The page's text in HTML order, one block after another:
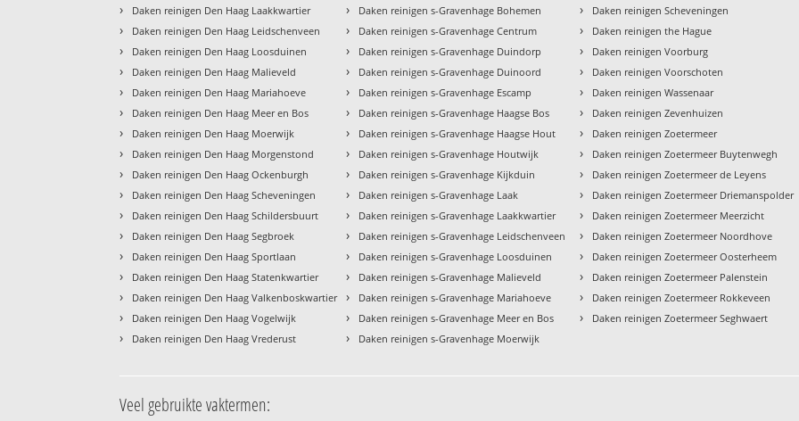
› Daken reinigen Den Haag Laakkwartier
› Daken reinigen Den Haag Leidschenveen
› Daken reinigen Den Haag Loosduinen
› Daken reinigen Den Haag Malieveld
› Daken reinigen Den Haag Mariahoeve
› Daken reinigen Den Haag Meer en Bos
› Daken reinigen Den Haag Moerwijk
› Daken reinigen Den Haag Morgenstond
› Daken reinigen Den Haag Ockenburgh
› Daken reinigen Den Haag Scheveningen
› Daken reinigen Den Haag Schildersbuurt
› Daken reinigen Den Haag Segbroek
› Daken reinigen Den Haag Sportlaan
› Daken reinigen Den Haag Statenkwartier
› Daken reinigen Den Haag Valkenboskwartier
› Daken reinigen Den Haag Vogelwijk
› Daken reinigen Den Haag Vrederust
› Daken reinigen s-Gravenhage Bohemen
› Daken reinigen s-Gravenhage Centrum
› Daken reinigen s-Gravenhage Duindorp
› Daken reinigen s-Gravenhage Duinoord
› Daken reinigen s-Gravenhage Escamp
› Daken reinigen s-Gravenhage Haagse Bos
› Daken reinigen s-Gravenhage Haagse Hout
› Daken reinigen s-Gravenhage Houtwijk
› Daken reinigen s-Gravenhage Kijkduin
› Daken reinigen s-Gravenhage Laak
› Daken reinigen s-Gravenhage Laakkwartier
› Daken reinigen s-Gravenhage Leidschenveen
› Daken reinigen s-Gravenhage Loosduinen
› Daken reinigen s-Gravenhage Malieveld
› Daken reinigen s-Gravenhage Mariahoeve
› Daken reinigen s-Gravenhage Meer en Bos
› Daken reinigen s-Gravenhage Moerwijk
› Daken reinigen Scheveningen
› Daken reinigen the Hague
› Daken reinigen Voorburg
› Daken reinigen Voorschoten
› Daken reinigen Wassenaar
› Daken reinigen Zevenhuizen
› Daken reinigen Zoetermeer
› Daken reinigen Zoetermeer Buytenwegh
› Daken reinigen Zoetermeer de Leyens
› Daken reinigen Zoetermeer Driemanspolder
› Daken reinigen Zoetermeer Meerzicht
› Daken reinigen Zoetermeer Noordhove
› Daken reinigen Zoetermeer Oosterheem
› Daken reinigen Zoetermeer Palenstein
› Daken reinigen Zoetermeer Rokkeveen
› Daken reinigen Zoetermeer Seghwaert
Veel gebruikte vaktermen: